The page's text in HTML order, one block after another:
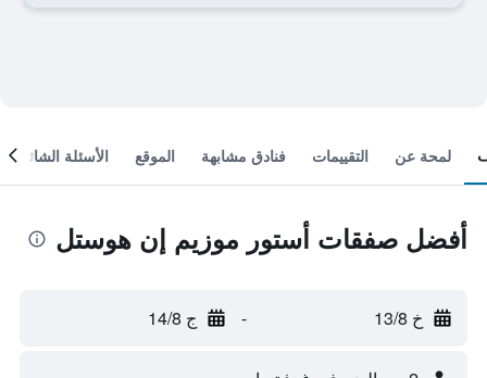
لمحة عن التقييمات فنادق مشابهة الموقع الأسئلة الشائعة
أفضل صفقات أستور موزيم إن هوستل
خ 13/8 - ج 14/8